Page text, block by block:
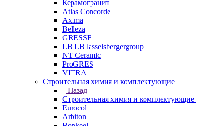
Керамогранит
Atlas Concorde
Axima
Belleza
GRESSE
LB LB lasselsbergergroup
NT Ceramic
ProGRES
VITRA
Строительная химия и комплектующие
Назад
Строительная химия и комплектующие
Eurocol
Arbiton